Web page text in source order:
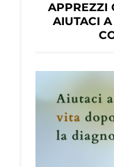
APPREZZI
AIUTACI